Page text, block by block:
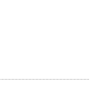
しようかと考え